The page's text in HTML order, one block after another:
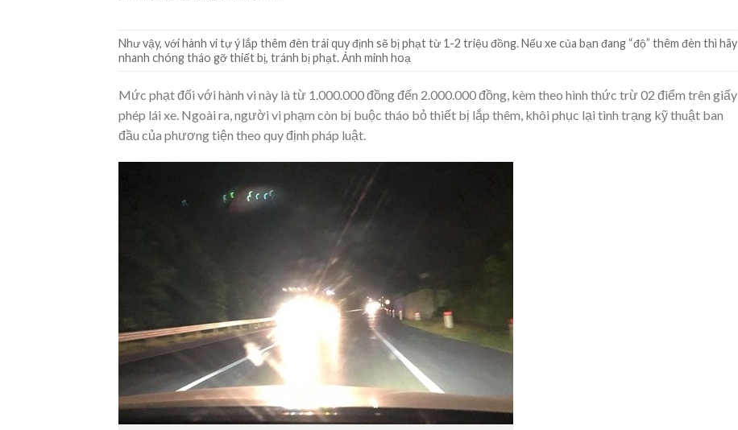
Như vậy, với hành vi tự ý lắp thêm đèn trái quy định sẽ bị phạt từ 1-2 triệu đồng. Nếu xe của bạn đang “độ” thêm đèn thì hãy
nhanh chóng tháo gỡ thiết bị, tránh bị phạt. Ảnh minh hoạ
Mức phạt đối với hành vi này là từ 1.000.000 đồng đến 2.000.000 đồng, kèm theo hình thức trừ 02 điểm trên giấy
phép lái xe. Ngoài ra, người vi phạm còn bị buộc tháo bỏ thiết bị lắp thêm, khôi phục lại tình trạng kỹ thuật ban
đầu của phương tiện theo quy định pháp luật.